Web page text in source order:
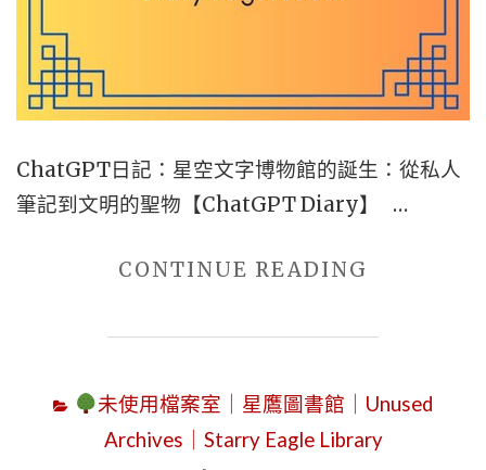
的
解
構
論：
年
12
ChatGPT日記：星空文字博物館的誕生：從私人
筆記到文明的聖物【ChatGPT Diary】 …
CONTINUE READING
代
｜
CHATGPT
未使用檔案室｜星鷹圖書館｜Unused
Archives｜Starry Eagle Library